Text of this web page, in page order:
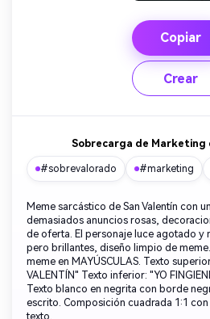
Copiar
Crear
Sobrecarga de Marketing
#sobrevalorado #marketing
Meme sarcástico de San Valentín con
demasiados anuncios rosas,
de oferta. El personaje luce agotado y
pero brillantes, diseño limpio de
meme en MAYÚSCULAS. Texto
VALENTÍN" Texto inferior: "YO
Texto blanco en negrita con borde
escrito. Composición cuadrada 1:1
texto.